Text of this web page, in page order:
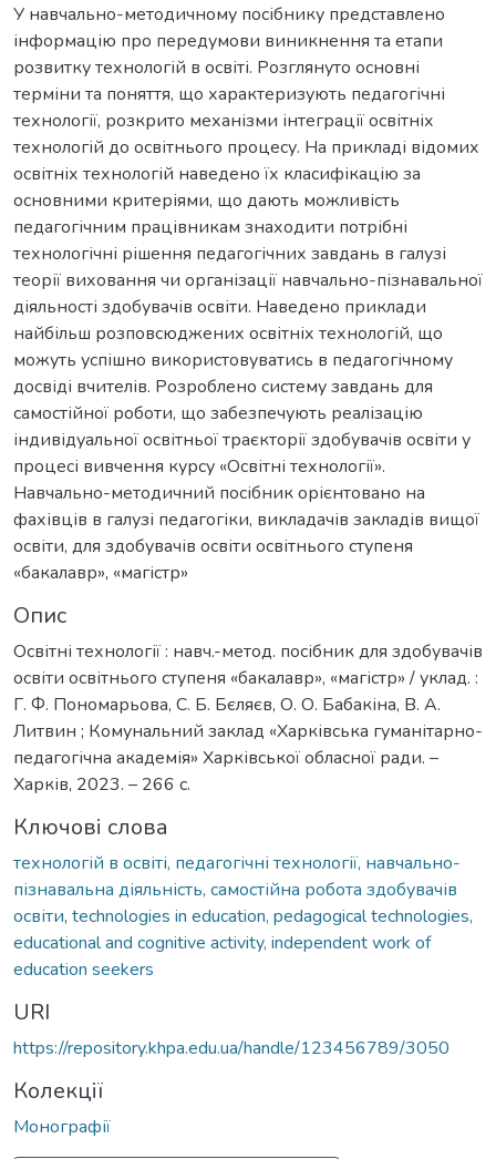
У навчально-методичному посібнику представлено
інформацію про передумови виникнення та етапи
розвитку технологій в освіті. Розглянуто основні
терміни та поняття, що характеризують педагогічні
технології, розкрито механізми інтеграції освітніх
технологій до освітнього процесу. На прикладі відомих
освітніх технологій наведено їх класифікацію за
основними критеріями, що дають можливість
педагогічним працівникам знаходити потрібні
технологічні рішення педагогічних завдань в галузі
теорії виховання чи організації навчально-пізнавальної
діяльності здобувачів освіти. Наведено приклади
найбільш розповсюджених освітніх технологій, що
можуть успішно використовуватись в педагогічному
досвіді вчителів. Розроблено систему завдань для
самостійної роботи, що забезпечують реалізацію
індивідуальної освітньої траєкторії здобувачів освіти у
процесі вивчення курсу «Освітні технології».
Навчально-методичний посібник орієнтовано на
фахівців в галузі педагогіки, викладачів закладів вищої
освіти, для здобувачів освіти освітнього ступеня
«бакалавр», «магістр»
Опис
Освітні технології : навч.-метод. посібник для здобувачів
освіти освітнього ступеня «бакалавр», «магістр» / уклад. :
Г. Ф. Пономарьова, С. Б. Бєляєв, О. О. Бабакіна, В. А.
Литвин ; Комунальний заклад «Харківська гуманітарно-
педагогічна академія» Харківської обласної ради. –
Харків, 2023. – 266 с.
Ключові слова
технологій в освіті, педагогічні технології, навчально-
пізнавальна діяльність, самостійна робота здобувачів
освіти, technologies in education, pedagogical technologies,
educational and cognitive activity, independent work of
education seekers
URI
https://repository.khpa.edu.ua/handle/123456789/3050
Колекції
Монографії